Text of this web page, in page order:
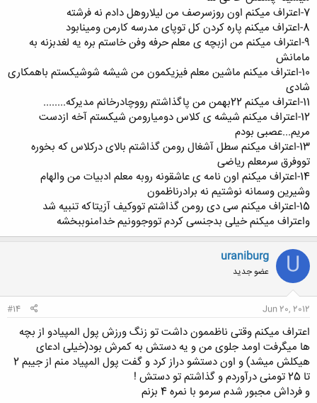
7-اعتراف میکنم اون روزسرصف من لیلاروهل دادم نه فرشته
8-اعتراف میکنم پاره کردن کل توپای مدرسه کارمن ومینابود
9-اعتراف میکنم من ازبچه ی معلم حرفه وفن خاستم بره یه لغدبزنه به
مامانش
10-اعتراف میکنم ماشین معلم فیزیکمون من شیشه شوشیکستم باهمکاری
شادی
11-اعتراف میکنم 22بهمن من پاگذاشتم رووچادرخانم مدیرکه........
12-اعتراف میکنم شیشه ی کلاس دومیارومن شیکستم آخه ازدست
مریم...عصبی بودم
13-اعتراف میکنم سطل آشغال رومن گذاشتم بالای درکلاس که بخوره
تووفرق سرمعلم ریاضی
14-اعتراف میکنم اون نامه ی عاشقونه روبه معلم ادبیات من والهام
وشیرین وسمانه نوشتیم نه برادرناظمون
15-اعتراف میکنم سی دی رومن گذاشتم تووکیف آزیتاکه تنبیه شد
واعتراف میکنم خیلی بدجنسی کردم تووجوونیم خدامنوببخشه
U
uraniburg
عضو جدید
Jun 20, 2012
#14
اعتراف میکنم وقتی ناظممون داشت تو زنگ ورزش پول المپیادو از بچه
ها میگرفت اومد جلوی من و یه دستش به کمرش بود(خیلی ادعای
هیکلش میشد) و اون دستشو دراز کرد و گفت پول المپیاد منم از جیبم 2
تا 25 تومنی درآوردم و گذاشتم تو دستش !
و فرداش مجبور شدم سرمو با نمره 4 بزنم